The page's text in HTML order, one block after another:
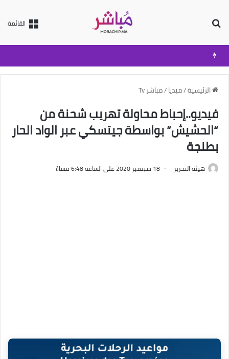
القائمة
الرئيسية/ميديا/مباشر Tv
فيديو..إحباط محاولة تهريب شحنة من
“الحشيش” بواسطة جيتسكي عبر الواد الحار
بطنجة
هيئة التحرير 18 سبتمبر 2020 على الساعة 6:48 مساءً